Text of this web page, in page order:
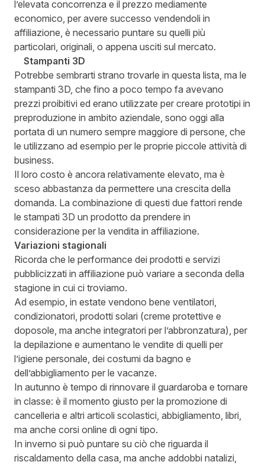
l’elevata concorrenza e il prezzo mediamente
economico, per avere successo vendendoli in
affiliazione, è necessario puntare su quelli più
particolari, originali, o appena usciti sul mercato.
Stampanti 3D
Potrebbe sembrarti strano trovarle in questa lista, ma le
stampanti 3D, che fino a poco tempo fa avevano
prezzi proibitivi ed erano utilizzate per creare prototipi in
preproduzione in ambito aziendale, sono oggi alla
portata di un numero sempre maggiore di persone, che
le utilizzano ad esempio per le proprie piccole attività di
business.
Il loro costo è ancora relativamente elevato, ma è
sceso abbastanza da permettere una crescita della
domanda. La combinazione di questi due fattori rende
le stampati 3D un prodotto da prendere in
considerazione per la vendita in affiliazione.
Variazioni stagionali
Ricorda che le performance dei prodotti e servizi
pubblicizzati in affiliazione può variare a seconda della
stagione in cui ci troviamo.
Ad esempio, in estate vendono bene ventilatori,
condizionatori, prodotti solari (creme protettive e
doposole, ma anche integratori per l’abbronzatura), per
la depilazione e aumentano le vendite di quelli per
l’igiene personale, dei costumi da bagno e
dell’abbigliamento per le vacanze.
In autunno è tempo di rinnovare il guardaroba e tornare
in classe: è il momento giusto per la promozione di
cancelleria e altri articoli scolastici, abbigliamento, libri,
ma anche corsi online di ogni tipo.
In inverno si può puntare su ciò che riguarda il
riscaldamento della casa, ma anche addobbi natalizi,